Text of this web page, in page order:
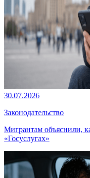
30.07.2026
Законодательство
Мигрантам объяснили,
«Госуслугах»